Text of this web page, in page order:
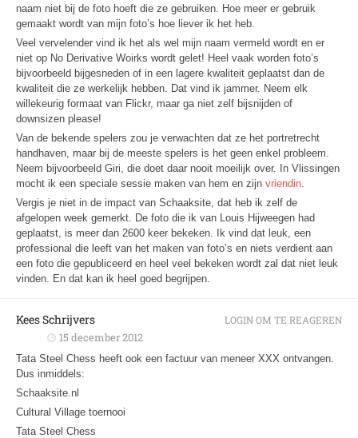
naam niet bij de foto hoeft die ze gebruiken. Hoe meer er gebruik
gemaakt wordt van mijn foto’s hoe liever ik het heb.
Veel vervelender vind ik het als wel mijn naam vermeld wordt en er
niet op No Derivative Woirks wordt gelet! Heel vaak worden foto’s
bijvoorbeeld bijgesneden of in een lagere kwaliteit geplaatst dan de
kwaliteit die ze werkelijk hebben. Dat vind ik jammer. Neem elk
willekeurig formaat van Flickr, maar ga niet zelf bijsnijden of
downsizen please!
Van de bekende spelers zou je verwachten dat ze het portretrecht
handhaven, maar bij de meeste spelers is het geen enkel probleem.
Neem bijvoorbeeld Giri, die doet daar nooit moeilijk over. In Vlissingen
mocht ik een speciale sessie maken van hem en zijn vriendin.
Vergis je niet in de impact van Schaaksite, dat heb ik zelf de
afgelopen week gemerkt. De foto die ik van Louis Hijweegen had
geplaatst, is meer dan 2600 keer bekeken. Ik vind dat leuk, een
professional die leeft van het maken van foto’s en niets verdient aan
een foto die gepubliceerd en heel veel bekeken wordt zal dat niet leuk
vinden. En dat kan ik heel goed begrijpen.
Kees Schrijvers
15 december 2012
Tata Steel Chess heeft ook een factuur van meneer XXX ontvangen.
Dus inmiddels:
Schaaksite.nl
Cultural Village toernooi
Tata Steel Chess
LOGIN OM TE REAGEREN